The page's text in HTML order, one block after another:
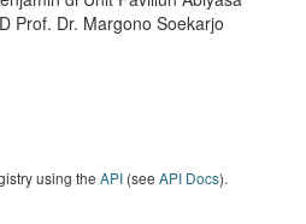
Prof. Dr. Margono Soekarjo
using the API (see API Docs).